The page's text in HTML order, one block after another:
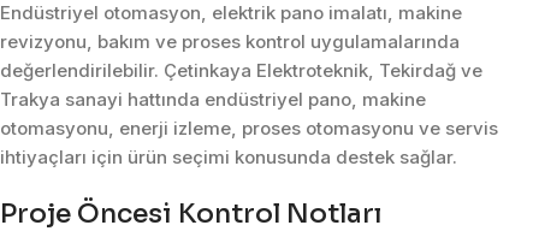
Endüstriyel otomasyon, elektrik pano imalatı, makine
revizyonu, bakım ve proses kontrol uygulamalarında
değerlendirilebilir. Çetinkaya Elektroteknik, Tekirdağ ve
Trakya sanayi hattında endüstriyel pano, makine
otomasyonu, enerji izleme, proses otomasyonu ve servis
ihtiyaçları için ürün seçimi konusunda destek sağlar.
Proje Öncesi Kontrol Notları